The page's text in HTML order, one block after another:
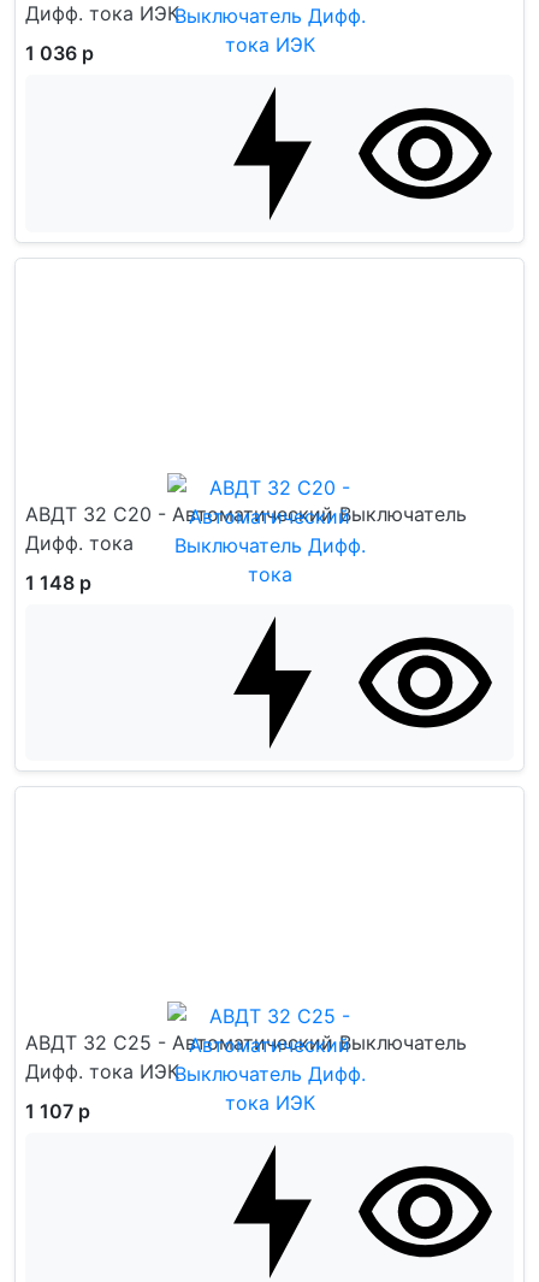
Дифф. тока ИЭК
1 036 р
АВДТ 32 C20 - Автоматический Выключатель
Дифф. тока
1 148 р
АВДТ 32 C25 - Автоматический Выключатель
Дифф. тока ИЭК
1 107 р